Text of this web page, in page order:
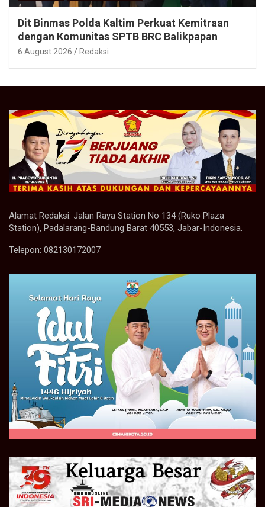
Dit Binmas Polda Kaltim Perkuat Kemitraan
dengan Komunitas SPTB BRC Balikpapan
6 August 2026 Redaksi
Alamat Redaksi: Jalan Raya Station No 134 (Ruko Plaza
Station), Padalarang-Bandung Barat 40553, Jabar-Indonesia.
Telepon: 082130172007